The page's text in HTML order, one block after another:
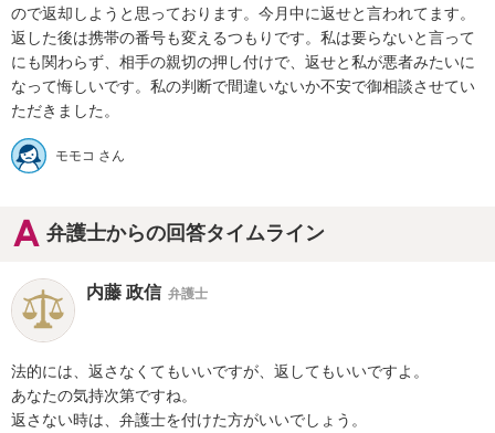
ので返却しようと思っております。今月中に返せと言われてます。
返した後は携帯の番号も変えるつもりです。私は要らないと言って
にも関わらず、相手の親切の押し付けで、返せと私が悪者みたいに
なって悔しいです。私の判断で間違いないか不安で御相談させてい
ただきました。
モモコ さん
弁護士からの回答タイムライン
内藤 政信 弁護士
法的には、返さなくてもいいですが、返してもいいですよ。
あなたの気持次第ですね。
返さない時は、弁護士を付けた方がいいでしょう。